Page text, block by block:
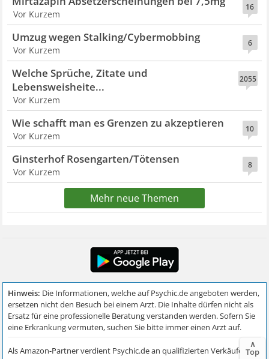
16
Vor Kurzem
6
Umzug wegen Stalking/Cybermobbing
Vor Kurzem
2055
Welche Sprüche, Zitate und
Lebensweisheite...
Vor Kurzem
10
Wie schafft man es Grenzen zu akzeptieren
Vor Kurzem
8
Ginsterhof Rosengarten/Tötensen
Vor Kurzem
Mehr neue Themen
∧
Top